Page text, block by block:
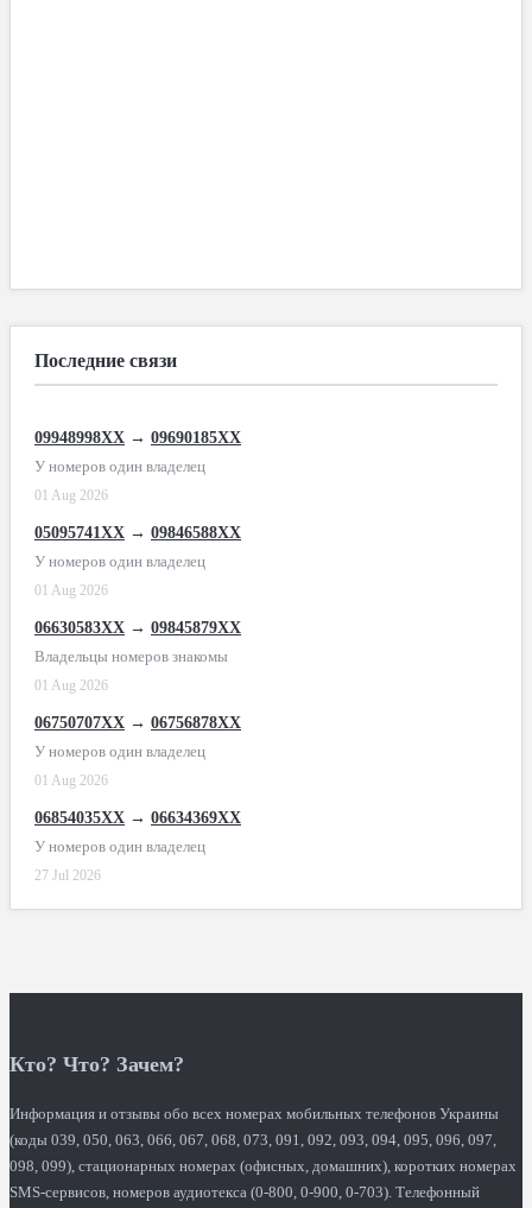
Последние связи
09948998XX → 09690185XX
У номеров один владелец
01 Aug 2026
05095741XX → 09846588XX
У номеров один владелец
01 Aug 2026
06630583XX → 09845879XX
Владельцы номеров знакомы
01 Aug 2026
06750707XX → 06756878XX
У номеров один владелец
01 Aug 2026
06854035XX → 06634369XX
У номеров один владелец
27 Jul 2026
Кто? Что? Зачем?
Информация и отзывы обо всех номерах мобильных телефонов Украины
(коды 039, 050, 063, 066, 067, 068, 073, 091, 092, 093, 094, 095, 096, 097,
098, 099), стационарных номерах (офисных, домашних), коротких номерах
SMS-сервисов, номеров аудиотекса (0-800, 0-900, 0-703). Телефонный